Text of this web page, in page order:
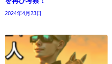
2024年4月23日